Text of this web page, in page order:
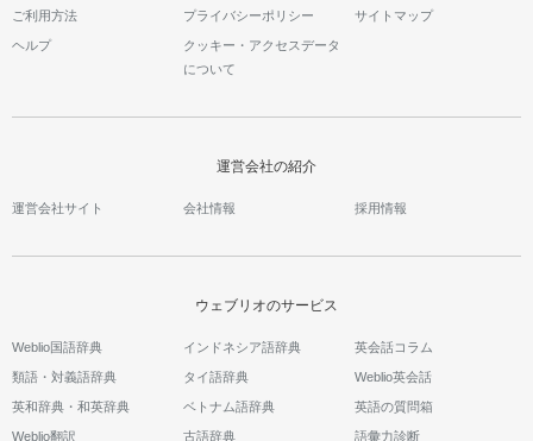
ご利用方法 プライバシーポリシー サイトマップ
ヘルプ
クッキー・アクセスデータ
について
運営会社の紹介
運営会社サイト 会社情報 採用情報
ウェブリオのサービス
Weblio国語辞典
類語・対義語辞典
英和辞典・和英辞典
Weblio翻訳
インドネシア語辞典
タイ語辞典
ベトナム語辞典
古語辞典
英会話コラム
Weblio英会話
英語の質問箱
語彙力診断